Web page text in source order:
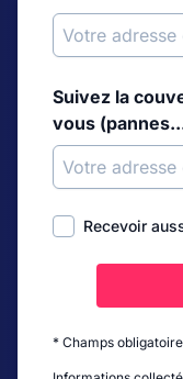
Suivez la
vous
Recevoir
* Champs